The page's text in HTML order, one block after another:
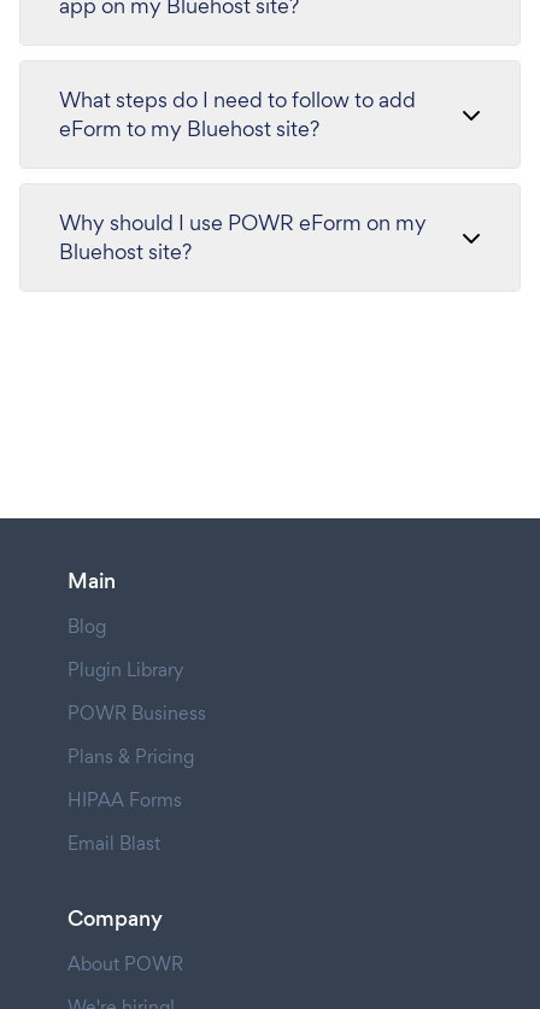
What steps do I need to follow to add
eForm to my Bluehost site?
Why should I use POWR eForm on my
Bluehost site?
Main
Blog
Plugin Library
POWR Business
Plans & Pricing
HIPAA Forms
Email Blast
Company
About POWR